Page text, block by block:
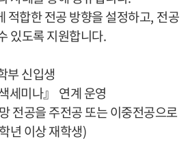
적합한 전공 방향을 설정하고, 전공
있도록 지원합니다.
부 신입생
세미나』 연계 운영
전공을 주전공 또는 이중전공으로
학년 이상 재학생)